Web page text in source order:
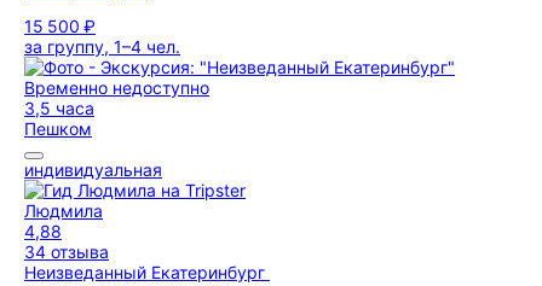
15 500 ₽
за группу, 1–4 чел.
Временно недоступно
3,5 часа
Пешком
индивидуальная
Людмила
4,88
34 отзыва
Неизведанный Екатеринбург